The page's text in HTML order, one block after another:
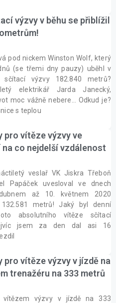
výzvy v běhu se přiblížil
pod nickem Winston Wolf, který
(se třemi dny pauzy) uběhl v
výzvy 182.840 metrů?
elektrikář Jarda Janecký,
moc vážně nebere… Odkud je?
s teplou
pro vítěze výzvy ve
co nejdelší vzdálenost
veslař VK Jiskra Třeboň
Papáček uvesloval ve dnech
až 10. květnem 2020
132.581 metrů! Jaký byl denní
absolutního vítěze sčítací
jsem za den dal asi 16
pro vítěze výzvy v jízdě na
trenažéru na 333 metrů
vítězem výzvy v jízdě na 333